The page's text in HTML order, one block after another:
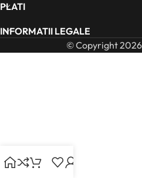
PLATI
INFORMATII LEGALE
© Copyright